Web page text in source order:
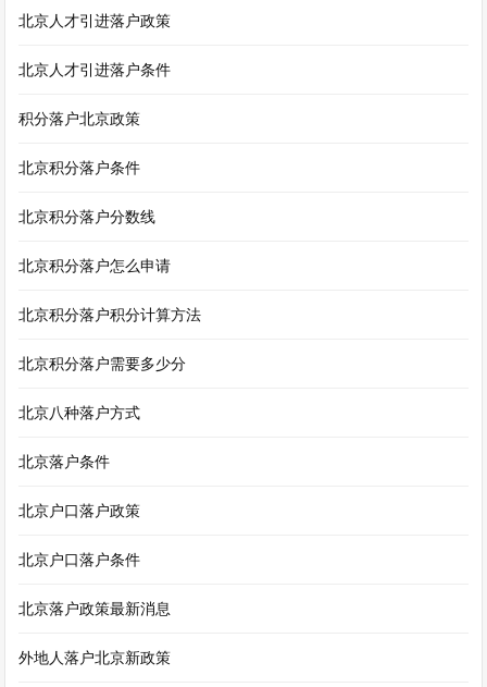
北京人才引进落户政策
北京人才引进落户条件
积分落户北京政策
北京积分落户条件
北京积分落户分数线
北京积分落户怎么申请
北京积分落户积分计算方法
北京积分落户需要多少分
北京八种落户方式
北京落户条件
北京户口落户政策
北京户口落户条件
北京落户政策最新消息
外地人落户北京新政策